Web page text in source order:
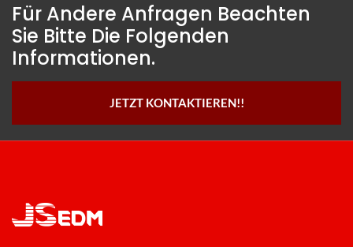
Für Andere Anfragen Beachten
Sie Bitte Die Folgenden
Informationen.
JETZT KONTAKTIEREN!!